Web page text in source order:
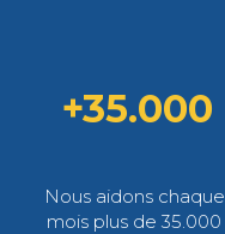
+35.000
Nous aidons chaque
mois plus de 35.000